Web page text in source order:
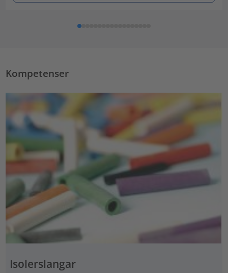
Kompetenser
Isolerslangar